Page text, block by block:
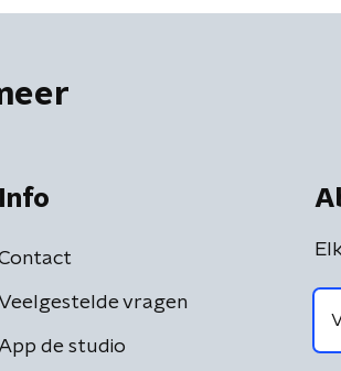
Info
vragen
de studio